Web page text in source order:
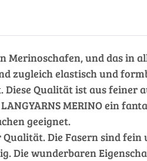
Merinoschafen, und das in
zugleich elastisch und
Qualität ist aus feiner
MERINO ein
geeignet.
Die Fasern sind
Die wunderbaren